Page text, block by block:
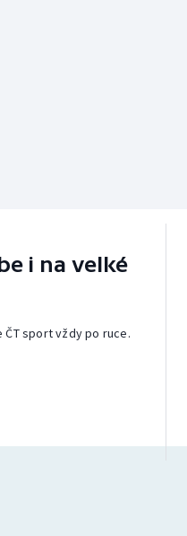
i na velké
ČT sport vždy po ruce.